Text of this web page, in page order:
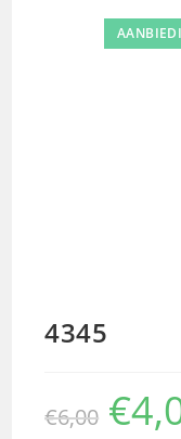
4345
€6,00 €